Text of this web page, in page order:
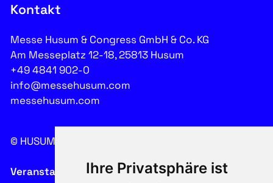
Ihre Privatsphäre ist
Kontakt
Messe Husum & Congress GmbH & Co. KG
Am Messeplatz 12-18, 25813 Husum
+49 4841 902-0
info@messehusum.com
messehusum.com
© HUSUM WIND 2026
Veranstalter